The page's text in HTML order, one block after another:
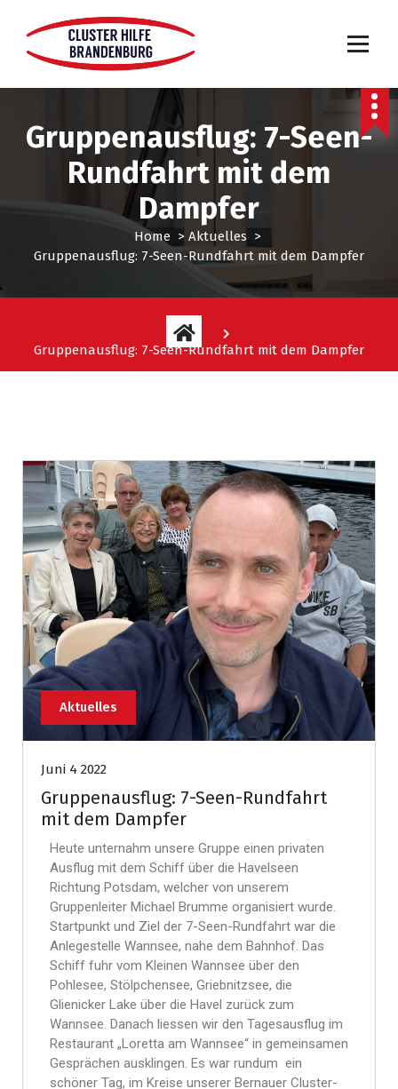
Gruppenausflug: 7-Seen-
Rundfahrt mit dem
Dampfer
Home> Aktuelles >
Gruppenausflug: 7-Seen-Rundfahrt mit dem Dampfer
Gruppenausflug: 7-Seen-Rundfahrt mit dem Dampfer
Aktuelles
Juni 4 2022
Gruppenausflug: 7-Seen-Rundfahrt
mit dem Dampfer
Heute unternahm unsere Gruppe einen privaten
Ausflug mit dem Schiff über die Havelseen
Richtung Potsdam, welcher von unserem
Gruppenleiter Michael Brumme organisiert wurde.
Startpunkt und Ziel der 7-Seen-Rundfahrt war die
Anlegestelle Wannsee, nahe dem Bahnhof. Das
Schiff fuhr vom Kleinen Wannsee über den
Pohlesee, Stölpchensee, Griebnitzsee, die
Glienicker Lake über die Havel zurück zum
Wannsee. Danach liessen wir den Tagesausflug im
Restaurant „Loretta am Wannsee“ in gemeinsamen
Gesprächen ausklingen. Es war rundum ein
schöner Tag, im Kreise unserer Bernauer Cluster-